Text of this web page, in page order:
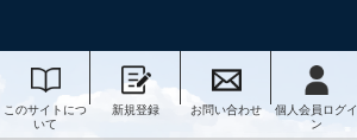
このサイトにつ
いて
新規登録 お問い合わせ
個人会員ログイ
ン